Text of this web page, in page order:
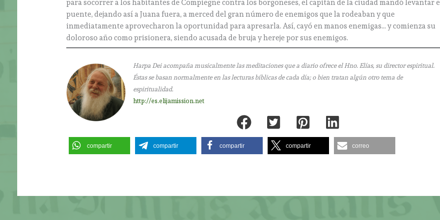
para socorrer a los habitantes de Compiegne contra los borgoñeses, el capitán de la ciudad mandó levantar
puente, dejando así a Juana fuera, a merced del gran número de enemigos que la rodeaban y que
inmediatamente aprovecharon la oportunidad para apresarla. Así, cayó en manos enemigas… y comienza su
doloroso año como prisionera, siendo acusada de bruja y hereje por sus enemigos.
Harpa Dei acompaña musicalmente las meditaciones que a diario ofrece el Hno. Elías, su director espiritual.
Éstas se basan normalmente en las lecturas bíblicas de cada día; o bien tratan algún otro tema de
espiritualidad.
http://es.elijamission.net
compartir compartir compartir compartir correo